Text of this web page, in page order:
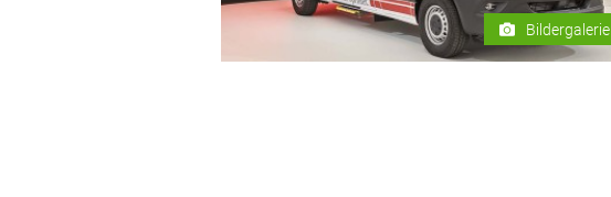
Bildergalerie